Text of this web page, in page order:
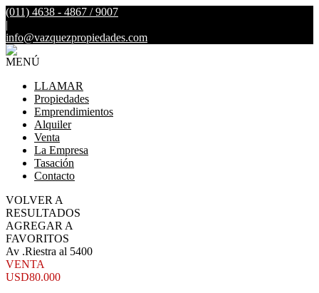
(011) 4638 - 4867 / 9007
|
info@vazquezpropiedades.com
MENÚ
LLAMAR
Propiedades
Emprendimientos
Alquiler
Venta
La Empresa
Tasación
Contacto
VOLVER A
RESULTADOS
AGREGAR A
FAVORITOS
Av .Riestra al 5400
VENTA
USD80.000